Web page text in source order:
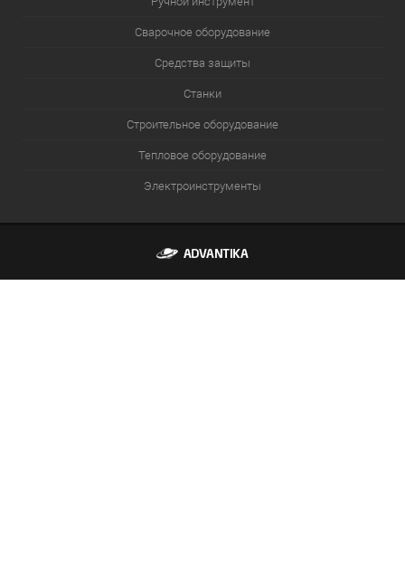
Сварочное оборудование
Средства защиты
Станки
Строительное оборудование
Тепловое оборудование
Электроинструменты